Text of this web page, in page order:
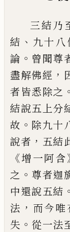
三結乃
結 、 九十八
論 。 曾聞尊
盡解佛經 ，
者皆悉除之 。
結說五上分
故 。 除九十
說者 ， 五結
《增一阿含
之 。 尊者迦
中還說五結 。
法 ， 而今唯
失 。 從一法